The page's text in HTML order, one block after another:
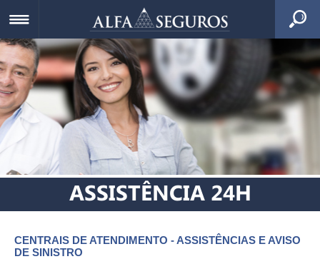
ASSISTÊNCIA 24H
CENTRAIS DE ATENDIMENTO - ASSISTÊNCIAS E AVISO
DE SINISTRO